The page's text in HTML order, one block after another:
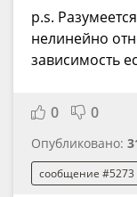
p.s.
нелинейно
зависимость
0 0
Опубликовано:
сообщение #5273